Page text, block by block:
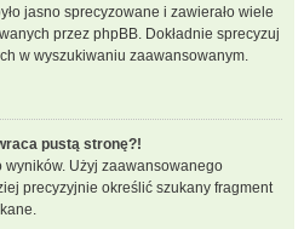
jasno sprecyzowane i zawierało wiele
przez phpBB. Dokładnie sprecyzuj
w wyszukiwaniu zaawansowanym.
pustą stronę?!
wyników. Użyj zaawansowanego
precyzyjnie określić szukany fragment